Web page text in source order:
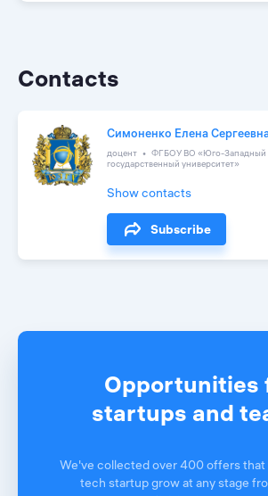
Contacts
Симоненко Елена
доцент
ФГБОУ ВО «Юго-Западный
государственный университет»
Show contacts
Subscribe
Opportunities
startups and
We've collected over 400 offers that
tech startup grow at any stage